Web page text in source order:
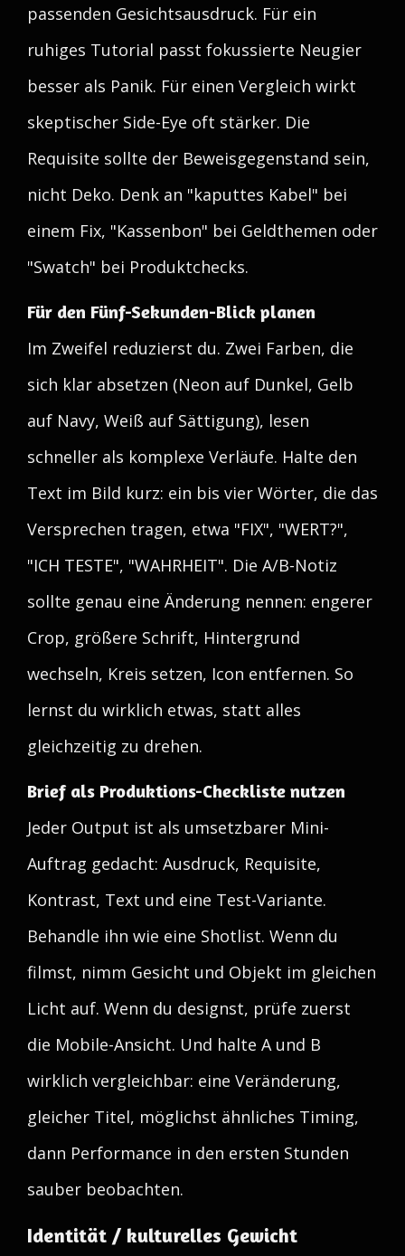
passenden Gesichtsausdruck. Für ein
ruhiges Tutorial passt fokussierte Neugier
besser als Panik. Für einen Vergleich wirkt
skeptischer Side-Eye oft stärker. Die
Requisite sollte der Beweisgegenstand sein,
nicht Deko. Denk an "kaputtes Kabel" bei
einem Fix, "Kassenbon" bei Geldthemen oder
"Swatch" bei Produktchecks.
Für den Fünf-Sekunden-Blick planen
Im Zweifel reduzierst du. Zwei Farben, die
sich klar absetzen (Neon auf Dunkel, Gelb
auf Navy, Weiß auf Sättigung), lesen
schneller als komplexe Verläufe. Halte den
Text im Bild kurz: ein bis vier Wörter, die das
Versprechen tragen, etwa "FIX", "WERT?",
"ICH TESTE", "WAHRHEIT". Die A/B-Notiz
sollte genau eine Änderung nennen: engerer
Crop, größere Schrift, Hintergrund
wechseln, Kreis setzen, Icon entfernen. So
lernst du wirklich etwas, statt alles
gleichzeitig zu drehen.
Brief als Produktions-Checkliste nutzen
Jeder Output ist als umsetzbarer Mini-
Auftrag gedacht: Ausdruck, Requisite,
Kontrast, Text und eine Test-Variante.
Behandle ihn wie eine Shotlist. Wenn du
filmst, nimm Gesicht und Objekt im gleichen
Licht auf. Wenn du designst, prüfe zuerst
die Mobile-Ansicht. Und halte A und B
wirklich vergleichbar: eine Veränderung,
gleicher Titel, möglichst ähnliches Timing,
dann Performance in den ersten Stunden
sauber beobachten.
Identität / kulturelles Gewicht